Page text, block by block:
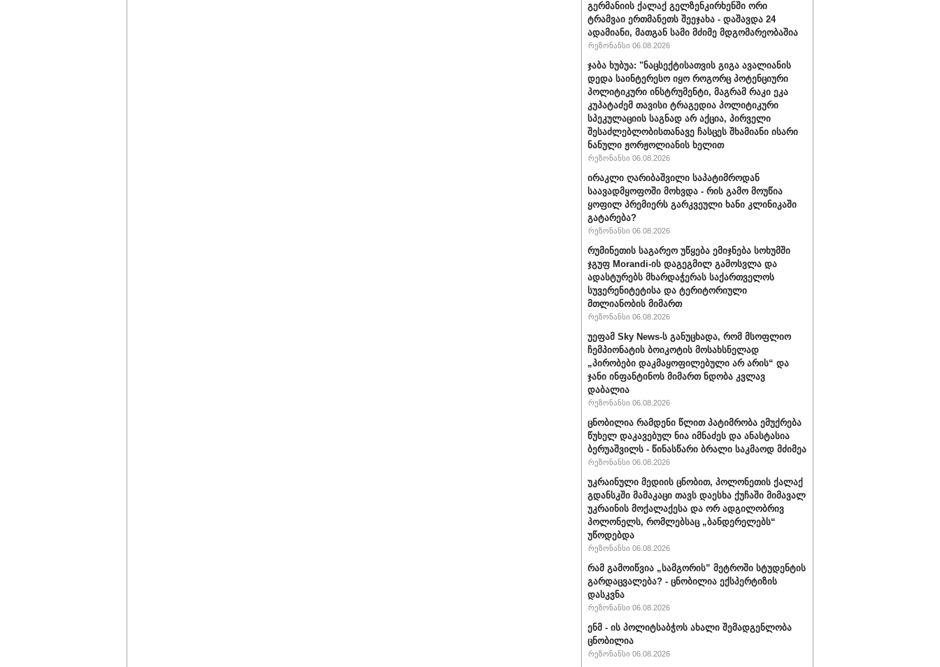
გერმანიის ქალაქ გელზენკირხენში ორი
ტრამვაი ერთმანეთს შეეჯახა - დაშავდა 24
ადამიანი, მათგან სამი მძიმე მდგომარეობაშია
რეზონანსი 06.08.2026
ჯაბა ხუბუა: "ნაცსექტისათვის გიგა ავალიანის
დედა საინტერესო იყო როგორც პოტენციური
პოლიტიკური ინსტრუმენტი, მაგრამ რაკი ეკა
კუპატაძემ თავისი ტრაგედია პოლიტიკური
სპეკულაციის საგნად არ აქცია, პირველი
შესაძლებლობისთანავე ჩასცეს შხამიანი ისარი
ნანული ჟორჟოლიანის ხელით
რეზონანსი 06.08.2026
ირაკლი ღარიბაშვილი საპატიმროდან
საავადმყოფოში მოხვდა - რის გამო მოუწია
ყოფილ პრემიერს გარკვეული ხანი კლინიკაში
გატარება?
რეზონანსი 06.08.2026
რუმინეთის საგარეო უწყება ემიჯნება სოხუმში
ჯგუფ Morandi-ის დაგეგმილ გამოსვლა და
ადასტურებს მხარდაჭერას საქართველოს
სუვერენიტეტისა და ტერიტორიული
მთლიანობის მიმართ
რეზონანსი 06.08.2026
უეფამ Sky News-ს განუცხადა, რომ მსოფლიო
ჩემპიონატის ბოიკოტის მოსახსნელად
„პირობები დაკმაყოფილებული არ არის“ და
ჯანი ინფანტინოს მიმართ ნდობა კვლავ
დაბალია
რეზონანსი 06.08.2026
ცნობილია რამდენი წლით პატიმრობა ემუქრება
წუხელ დაკავებულ ნია იმნაძეს და ანასტასია
ბერუაშვილს - წინასწარი ბრალი საკმაოდ მძიმეა
რეზონანსი 06.08.2026
უკრაინული მედიის ცნობით, პოლონეთის ქალაქ
გდანსკში მამაკაცი თავს დაესხა ქუჩაში მიმავალ
უკრაინის მოქალაქესა და ორ ადგილობრივ
პოლონელს, რომლებსაც „ბანდერელებს“
უწოდებდა
რეზონანსი 06.08.2026
რამ გამოიწვია „სამგორის” მეტროში სტუდენტის
გარდაცვალება? - ცნობილია ექსპერტიზის
დასკვნა
რეზონანსი 06.08.2026
ენმ - ის პოლიტსაბჭოს ახალი შემადგენლობა
ცნობილია
რეზონანსი 06.08.2026